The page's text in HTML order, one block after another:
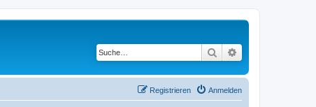
Suche
Anmelden
Registrieren